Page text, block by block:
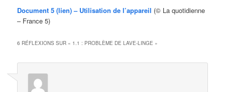
Document 5 (lien) – Utilisation de l’appareil (© La quotidienne
– France 5)
6 RÉFLEXIONS SUR « 1.1 : PROBLÈME DE LAVE-LINGE »